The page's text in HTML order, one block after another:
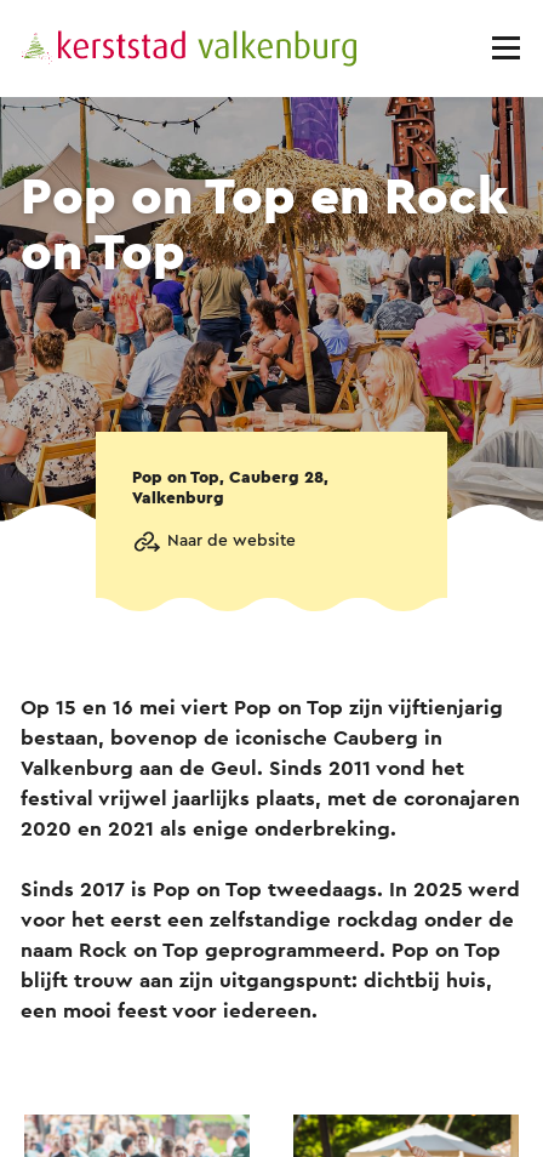
Pop on Top en Rock
on Top
Pop on Top, Cauberg 28,
Valkenburg
Naar de website
Op 15 en 16 mei viert Pop on Top zijn vijftienjarig
bestaan, bovenop de iconische Cauberg in
Valkenburg aan de Geul. Sinds 2011 vond het
festival vrijwel jaarlijks plaats, met de coronajaren
2020 en 2021 als enige onderbreking.
Sinds 2017 is Pop on Top tweedaags. In 2025 werd
voor het eerst een zelfstandige rockdag onder de
naam Rock on Top geprogrammeerd. Pop on Top
blijft trouw aan zijn uitgangspunt: dichtbij huis,
een mooi feest voor iedereen.